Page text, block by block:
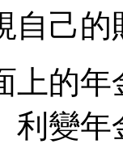
自己
上的
利變